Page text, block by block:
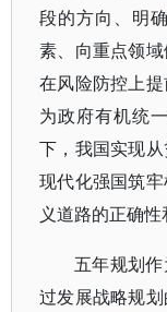
段的方向、明
素、向重点领域
在风险防控上
为政府有机统
下，我国实现
现代化强国筑
义道路的正确性
五年规划
过发展战略规